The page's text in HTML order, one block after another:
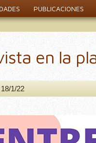
PUBLICACIONES
en la
1/22